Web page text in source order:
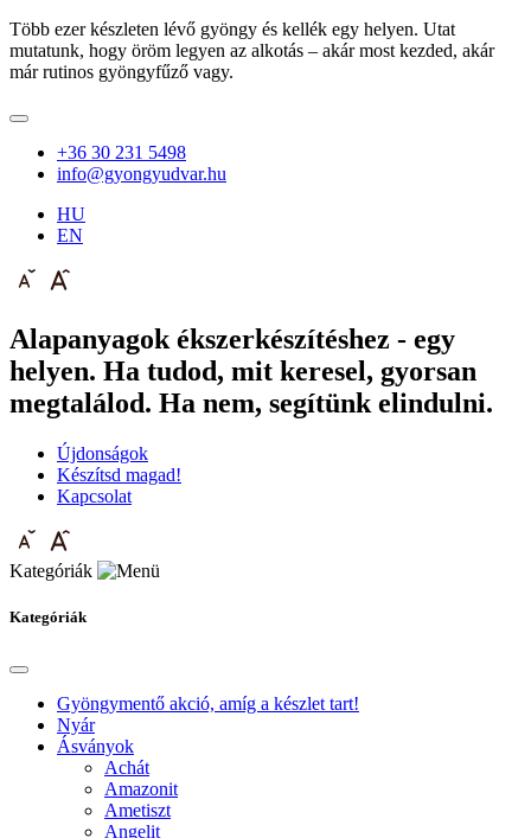
Több ezer készleten lévő gyöngy és kellék egy helyen. Utat
mutatunk, hogy öröm legyen az alkotás – akár most kezded, akár
már rutinos gyöngyfűző vagy.
+36 30 231 5498
info@gyongyudvar.hu
HU
EN
Alapanyagok ékszerkészítéshez - egy
helyen. Ha tudod, mit keresel, gyorsan
megtalálod. Ha nem, segítünk elindulni.
Újdonságok
Készítsd magad!
Kapcsolat
Kategóriák
Kategóriák
Gyöngymentő akció, amíg a készlet tart!
Nyár
Ásványok
Achát
Amazonit
Ametiszt
Angelit